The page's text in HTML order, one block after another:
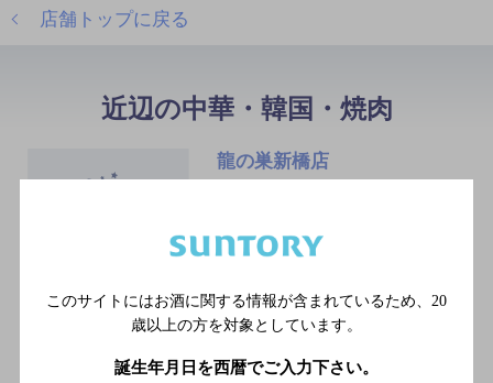
店舗トップに戻る
近辺の中華・韓国・焼肉
龍の巣新橋店
ＪＲ横須賀線 新橋駅／ＪＲ
手線 新橋駅／ＪＲ東海道本
線 新橋駅
このサイトにはお酒に関する情報が含まれているため、 20
歳以上の方を対象としています。
誕生年月日を西暦でご入力下さい。